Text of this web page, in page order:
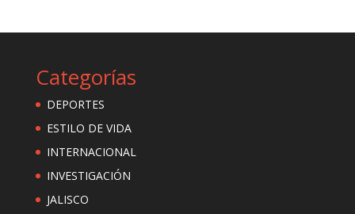
Categorías
DEPORTES
ESTILO DE VIDA
INTERNACIONAL
INVESTIGACIÓN
JALISCO